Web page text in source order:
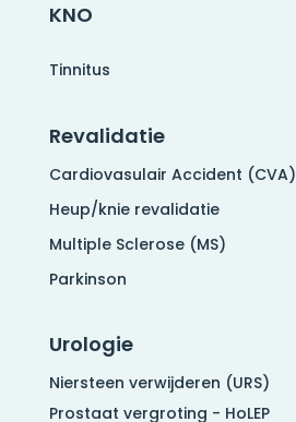
KNO
Tinnitus
Revalidatie
Cardiovasulair Accident (CVA)
Heup/knie revalidatie
Multiple Sclerose (MS)
Parkinson
Urologie
Niersteen verwijderen (URS)
Prostaat vergroting - HoLEP